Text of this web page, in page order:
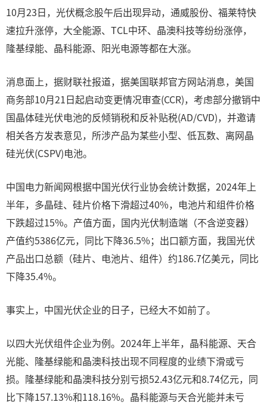
10月23日，光伏概念股午后出现异动，通威股份、福莱特快
速拉升涨停，大全能源、TCL中环、晶澳科技等纷纷涨停，
隆基绿能、晶科能源、阳光电源等都在大涨。
消息面上，据财联社报道，据美国联邦官方网站消息，美国
商务部10月21日起启动变更情况审查(CCR)，考虑部分撤销中
国晶体硅光伏电池的反倾销税和反补贴税(AD/CVD)，并邀请
相关各方发表意见，所涉产品为某些小型、低瓦数、离网晶
硅光伏(CSPV)电池。
中国电力新闻网根据中国光伏行业协会统计数据，2024年上
半年，多晶硅、硅片价格下滑超过40%，电池片和组件价格
下跌超过15%。产值方面，国内光伏制造端（不含逆变器）
产值约5386亿元，同比下降36.5%；出口额方面，我国光伏
产品出口总额（硅片、电池片、组件）约186.7亿美元，同比
下降35.4%。
事实上，中国光伏企业的日子，已经大不如前了。
以四大光伏组件企业为例。2024年上半年，晶科能源、天合
光能、隆基绿能和晶澳科技出现不同程度的业绩下滑或亏
损。隆基绿能和晶澳科技分别亏损52.43亿元和8.74亿元，同
比下降157.13%和118.16%。晶科能源与天合光能并未亏